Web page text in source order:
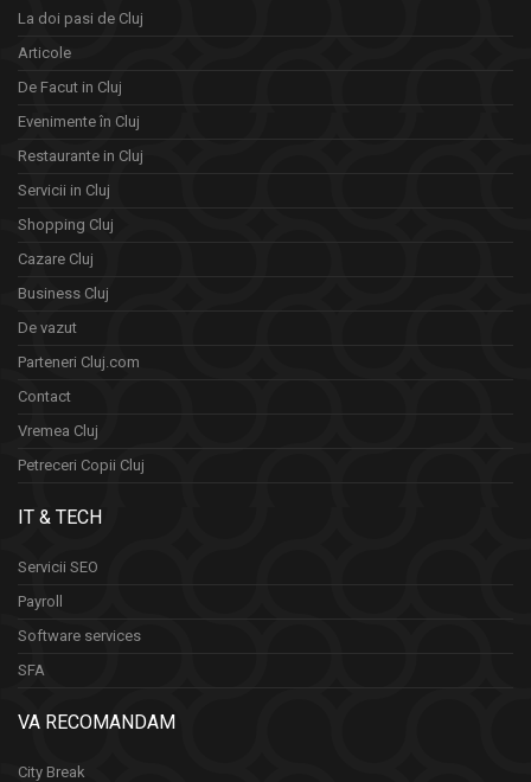
La doi pasi de Cluj
Articole
De Facut in Cluj
Evenimente în Cluj
Restaurante in Cluj
Servicii in Cluj
Shopping Cluj
Cazare Cluj
Business Cluj
De vazut
Parteneri Cluj.com
Contact
Vremea Cluj
Petreceri Copii Cluj
IT & TECH
Servicii SEO
Payroll
Software services
SFA
VA RECOMANDAM
City Break